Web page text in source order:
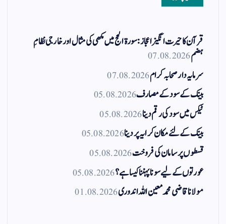
قرآن کا حیرت انگیز اعجاز: سورۃ الحج میں مکھی کی مثال اور خارجی نظامِ
ہضم07.08.2026
سرمایہ دار صحابہ کرام07.08.2026
بینک کے سود کے مصارف05.08.2026
ٹیکس میں سود کی رقم دینا05.08.2026
بینک کے لئے مکان کرایہ پر دینا05.08.2026
قسطوں پر سامان کی فروخت05.08.2026
عورتوں کے لیے سونا پہننا کیسا ہے؟05.08.2026
مولانا قاضی محمد معین اللہ اندوری01.08.2026